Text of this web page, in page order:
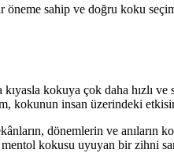
sahip ve doğru koku
kokuya çok daha hızlı
kokunun insan üzerindeki
dönemlerin ve
kokusu uyuyan bir